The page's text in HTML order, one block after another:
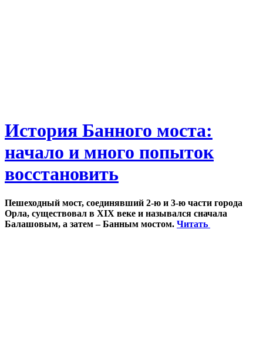
История Банного моста:
начало и много попыток
восстановить
Пешеходный мост, соединявший 2-ю и 3-ю части города
Орла, существовал в XIX веке и назывался сначала
Балашовым, а затем – Банным мостом. Читать